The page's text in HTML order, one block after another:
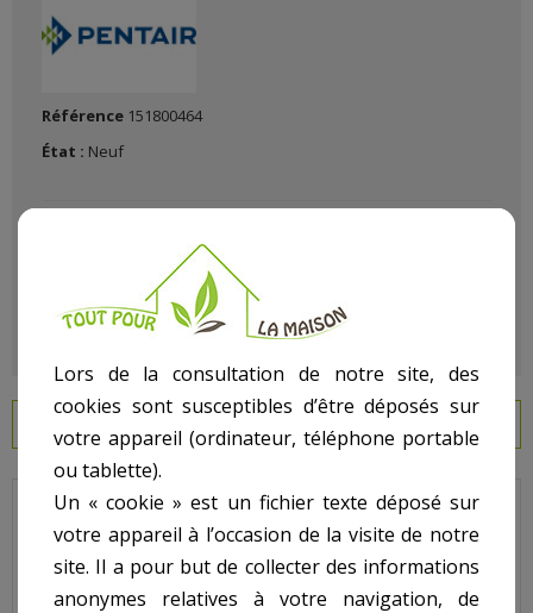
Référence 151800464
État : Neuf
Triton - Pour Filtre Nouveau Modèle - N° 8 - Tube de distribution
inférieur pour TR100
Code : G-30-3008
Lors de la consultation de notre site, des
cookies sont susceptibles d’être déposés sur
votre appareil (ordinateur, téléphone portable
ou tablette).
Un « cookie » est un fichier texte déposé sur
votre appareil à l’occasion de la visite de notre
site. Il a pour but de collecter des informations
anonymes relatives à votre navigation, de